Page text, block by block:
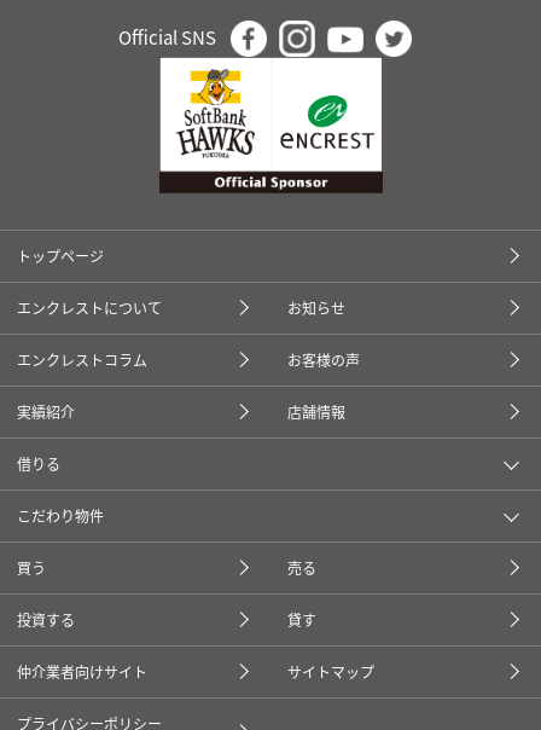
Official SNS
トップページ
エンクレストについて お知らせ
エンクレストコラム お客様の声
実績紹介 店舗情報
借りる
こだわり物件
買う 売る
投資する 貸す
仲介業者向けサイト サイトマップ
プライバシーポリシー